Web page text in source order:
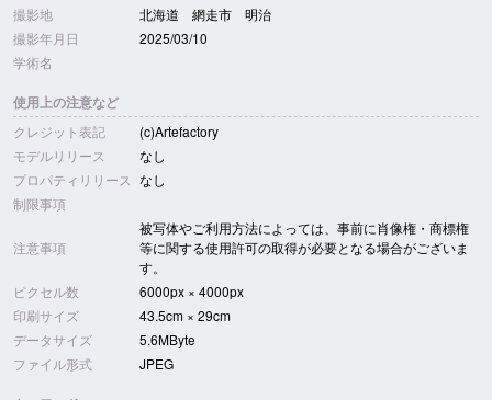
撮影地
北海道 網走市 明治
撮影年月日
2025/03/10
学術名
使用上の注意など
クレジット表記
(c)Artefactory
モデルリリース
なし
プロパティリリース なし
制限事項
注意事項
被写体やご利用方法によっては、事前に肖像権・商標権
等に関する使用許可の取得が必要となる場合がございま
す。
ピクセル数
6000px × 4000px
印刷サイズ
43.5cm × 29cm
データサイズ
5.6MByte
ファイル形式
JPEG